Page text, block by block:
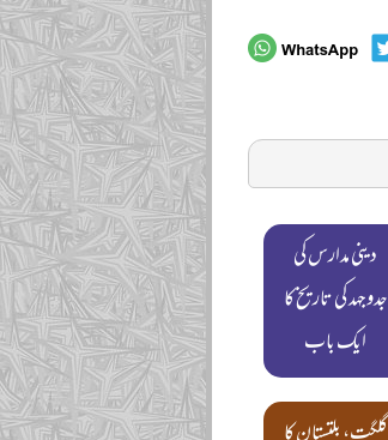
دینی مدارس کی
جدوجہد کی تاریخ کا
ایک باب